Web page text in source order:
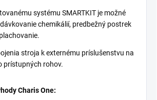
systému SMARTKIT je možné
chemikálií, predbežný postrek
stroja k externému príslušenstvu na
prístupných rohov.
Charis One: